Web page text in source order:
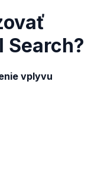
Search?
vplyvu